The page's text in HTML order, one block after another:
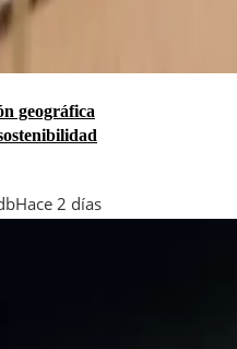
geográfica
Hace 2 días